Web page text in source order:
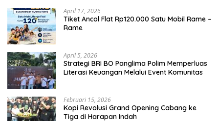
April 17, 2026
Tiket Ancol Flat Rp120.000 Satu Mobil Rame –
Rame
April 5, 2026
​Strategi BRI BO Panglima Polim Memperluas
Literasi Keuangan Melalui Event Komunitas
Februari 15, 2026
Kopi Revolusi Grand Opening Cabang ke
Tiga di Harapan Indah